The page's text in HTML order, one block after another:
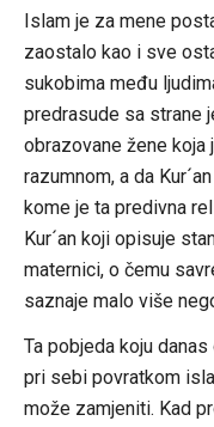
Islam je za mene
zaostalo kao i sve
sukobima među
predrasude sa strane
obrazovane žene
razumnom, a da
kome je ta predivna
Kur´an koji opisuje
maternici, o čemu
saznaje malo više
Ta pobjeda koju
pri sebi povratkom
može zamjeniti. Kad